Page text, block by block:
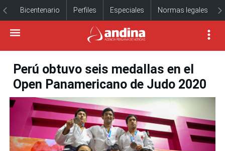
Bicentenario Perfiles Especiales Normas legales
Perú obtuvo seis medallas en el
Open Panamericano de Judo 2020